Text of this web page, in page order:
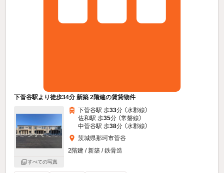
下菅谷駅より徒歩34分 新築 2階建の賃貸物件
すべての写真
下菅谷駅 歩33分 （水郡線）
佐和駅 歩35分 （常磐線）
中菅谷駅 歩38分 （水郡線）
茨城県那珂市菅谷
2階建 / 新築 / 鉄骨造